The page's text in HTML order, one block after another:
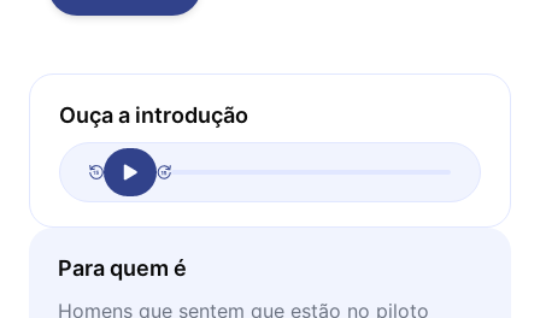
Ouça a introdução
Para quem é
Homens que sentem que estão no piloto